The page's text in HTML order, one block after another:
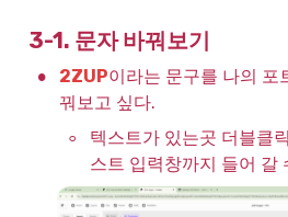
3-1. 문자 바꿔보기
• 2ZUP이라는 문구를 나의 포
꿔보고 싶다.
◦
텍스트가 있는곳 더블클
스트 입력창까지 들어 갈